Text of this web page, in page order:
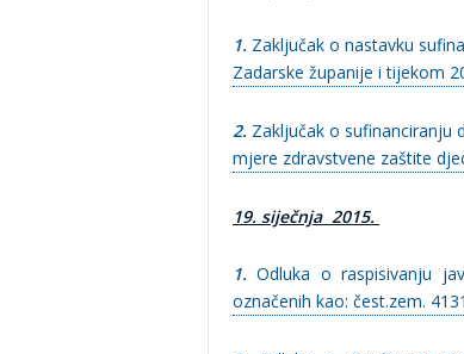
1. Zaključak o nastavku
Zadarske županije i tijekom
2. Zaključak o sufinanciranju
mjere zdravstvene zaštite
19. siječnja 2015.
1.Odluka o raspisivanju
označenih kao: čest.zem.